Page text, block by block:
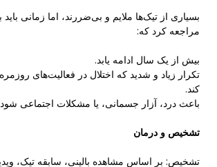
بسیاری از تیک‌ها ملایم و بی‌ضررند، اما زمانی باید
مراجعه کرد که:
بیش از یک سال ادامه یابد.
تکرار زیاد و شدید که اختلال در فعالیت‌های روزمره
کند.
باعث درد، آزار جسمانی، یا مشکلات اجتماعی شود.
تشخیص و درمان
تشخیص: بر اساس مشاهده بالینی، سابقه تیک‌، ویدیو